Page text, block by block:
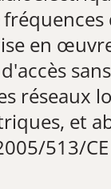
en
réseaux
et
513/CE